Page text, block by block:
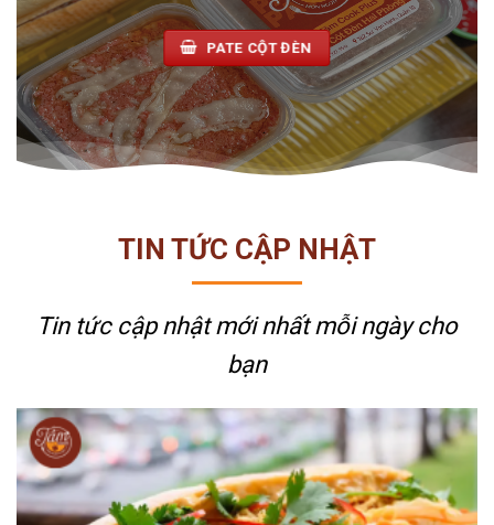
PATE CỘT ĐÈN
TIN TỨC CẬP NHẬT
Tin tức cập nhật mới nhấtmỗi ngày cho
bạn